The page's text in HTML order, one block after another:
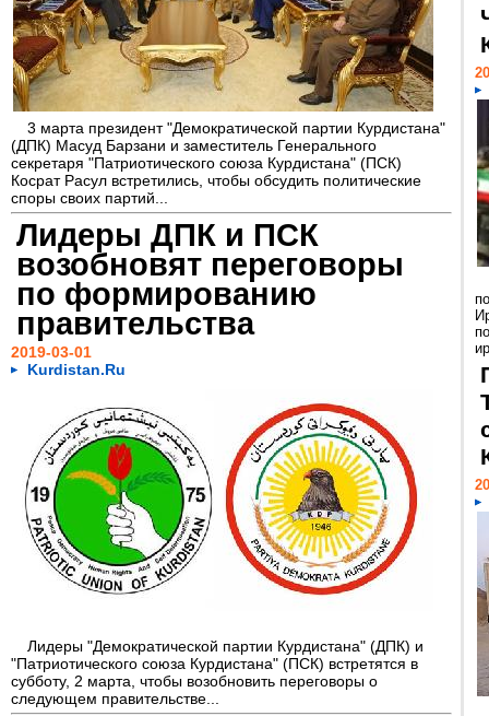
3 марта президент "Демократической партии Курдистана"
(ДПК) Масуд Барзани и заместитель Генерального
секретаря "Патриотического союза Курдистана" (ПСК)
Косрат Расул встретились, чтобы обсудить политические
споры своих партий...
Лидеры ДПК и ПСК
возобновят переговоры
по формированию
правительства
2019-03-01
Kurdistan.Ru
Лидеры "Демократической партии Курдистана" (ДПК) и
"Патриотического союза Курдистана" (ПСК) встретятся в
субботу, 2 марта, чтобы возобновить переговоры о
следующем правительстве...